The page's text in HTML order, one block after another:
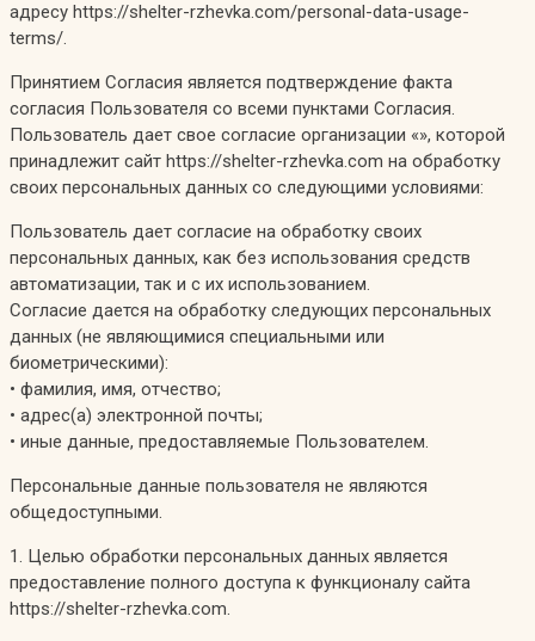
адресу https://shelter-rzhevka.com/personal-data-usage-
terms/.
Принятием Согласия является подтверждение факта
согласия Пользователя со всеми пунктами Согласия.
Пользователь дает свое согласие организации «», которой
принадлежит сайт https://shelter-rzhevka.com на обработку
своих персональных данных со следующими условиями:
Пользователь дает согласие на обработку своих
персональных данных, как без использования средств
автоматизации, так и с их использованием.
Согласие дается на обработку следующих персональных
данных (не являющимися специальными или
биометрическими):
• фамилия, имя, отчество;
• адрес(а) электронной почты;
• иные данные, предоставляемые Пользователем.
Персональные данные пользователя не являются
общедоступными.
1. Целью обработки персональных данных является
предоставление полного доступа к функционалу сайта
https://shelter-rzhevka.com.